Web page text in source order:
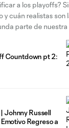
a los playoffs?
y cuán realistas
parte de
preguntas clave
Countdown pt 2:
Johnny Russell
Regreso a